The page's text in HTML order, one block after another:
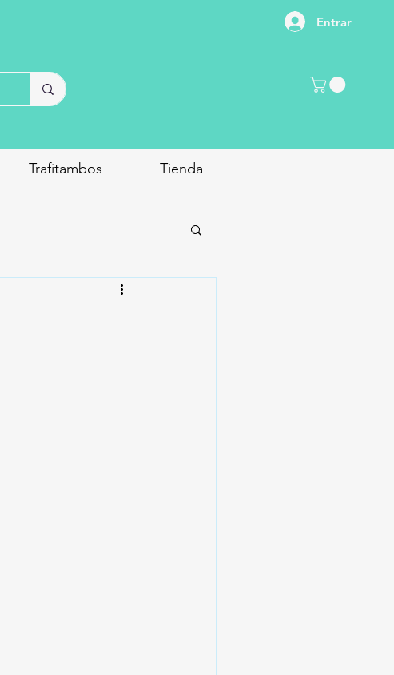
Entrar
Trafitambos Tienda